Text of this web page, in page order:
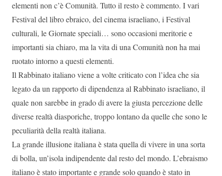
elementi non c’è Comunità. Tutto il resto è commento. I vari
Festival del libro ebraico, del cinema israeliano, i Festival
culturali, le Giornate speciali… sono occasioni meritorie e
importanti sia chiaro, ma la vita di una Comunità non ha mai
ruotato intorno a questi elementi.
Il Rabbinato italiano viene a volte criticato con l’idea che sia
legato da un rapporto di dipendenza al Rabbinato israeliano, il
quale non sarebbe in grado di avere la giusta percezione delle
diverse realtà diasporiche, troppo lontano da quelle che sono le
peculiarità della realtà italiana.
La grande illusione italiana è stata quella di vivere in una sorta
di bolla, un’isola indipendente dal resto del mondo. L’ebraismo
italiano è stato importante e grande solo quando è stato in